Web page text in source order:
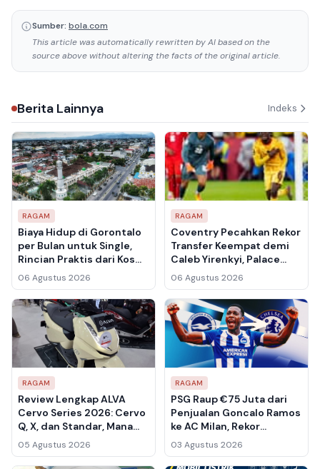
Sumber: bola.com
This article was automatically rewritten by AI based on the
source above without altering the facts of the original article.
Berita Lainnya Indeks
RAGAM
Biaya Hidup di Gorontalo
per Bulan untuk Single,
Rincian Praktis dari Kos
sampai Makan
06 Agustus 2026
RAGAM
Coventry Pecahkan Rekor
Transfer Keempat demi
Caleb Yirenkyi, Palace
Siapkan £11 Juta untuk
Zavier Gozo
06 Agustus 2026
RAGAM
Review Lengkap ALVA
Cervo Series 2026: Cervo
Q, X, dan Standar, Mana
yang Layak Beli?
05 Agustus 2026
RAGAM
PSG Raup €75 Juta dari
Penjualan Goncalo Ramos
ke AC Milan, Rekor
Transfer di Serie A
03 Agustus 2026